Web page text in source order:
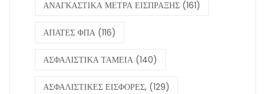
ΑΝΑΓΚΑΣΤΙΚΑ ΜΕΤΡΑ ΕΙΣΠΡΑΞΗΣ (161)
ΑΠΑΤΕΣ ΦΠΑ (116)
ΑΣΦΑΛΙΣΤΙΚΑ ΤΑΜΕΙΑ (140)
ΑΣΦΑΛΙΣΤΙΚΕΣ ΕΙΣΦΟΡΕΣ, (129)